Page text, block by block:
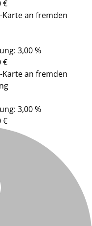
€
an fremden
3,00 %
€
an fremden
3,00 %
€